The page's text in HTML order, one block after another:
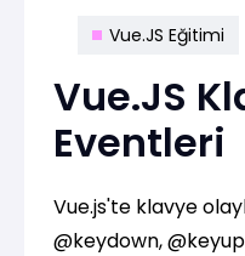
Vue.JS Eğitimi
Vue.JS
Eventleri
Vue.js'te klavye
@keydown,